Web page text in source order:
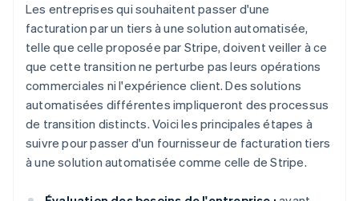
Les entreprises qui souhaitent passer d'une
facturation par un tiers à une solution automatisée,
telle que celle proposée par Stripe, doivent veiller à ce
que cette transition ne perturbe pas leurs opérations
commerciales ni l'expérience client. Des solutions
automatisées différentes impliqueront des processus
de transition distincts. Voici les principales étapes à
suivre pour passer d'un fournisseur de facturation tiers
à une solution automatisée comme celle de Stripe.